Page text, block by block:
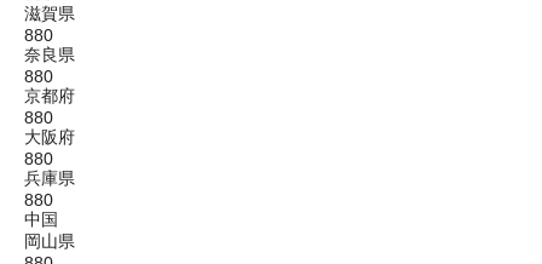
滋賀県
880
奈良県
880
京都府
880
大阪府
880
兵庫県
880
中国
岡山県